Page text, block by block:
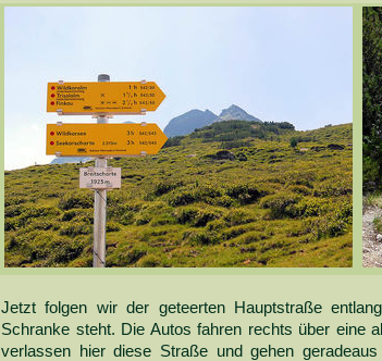
Jetzt folgen wir der geteerten Hauptstraße
Schranke steht. Die Autos fahren rechts über eine
verlassen hier diese Straße und gehen geradeaus